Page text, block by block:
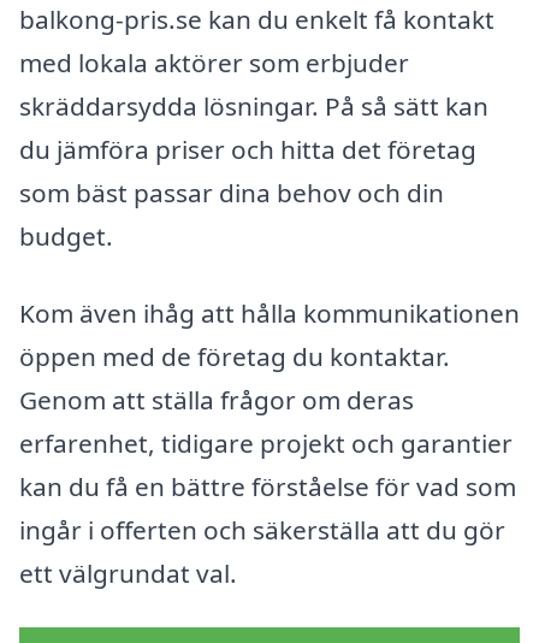
balkong-pris.se kan du enkelt få kontakt
med lokala aktörer som erbjuder
skräddarsydda lösningar. På så sätt kan
du jämföra priser och hitta det företag
som bäst passar dina behov och din
budget.
Kom även ihåg att hålla kommunikationen
öppen med de företag du kontaktar.
Genom att ställa frågor om deras
erfarenhet, tidigare projekt och garantier
kan du få en bättre förståelse för vad som
ingår i offerten och säkerställa att du gör
ett välgrundat val.